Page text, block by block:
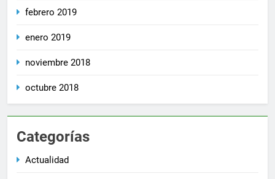
febrero 2019
enero 2019
noviembre 2018
octubre 2018
Categorías
Actualidad